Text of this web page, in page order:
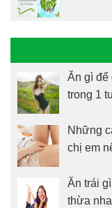
Ăn gì để
trong 1
Những
chị em
Ăn trái
thừa